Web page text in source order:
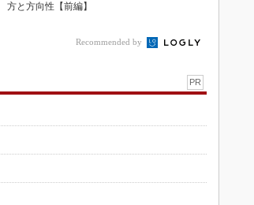
方と方向性【前編】
Recommended by
PR